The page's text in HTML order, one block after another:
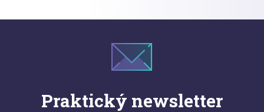
Praktický newsletter